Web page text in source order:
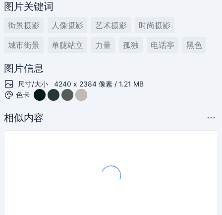
图片关键词
街景摄影 人像摄影 艺术摄影
时尚摄影
城市街景
单腿站立 力量 孤独 电话亭
黑色
时尚
摄影
图片信息
尺寸/大小
4240 x 2384 像素 / 1.21 MB
色卡
相似内容